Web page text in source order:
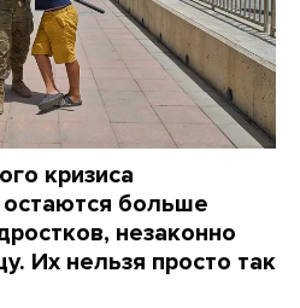
кризиса
остаются больше
незаконно
Их нельзя просто так